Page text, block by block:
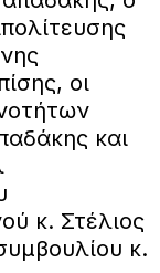
οι
και
κ. Στέλιος
κ.